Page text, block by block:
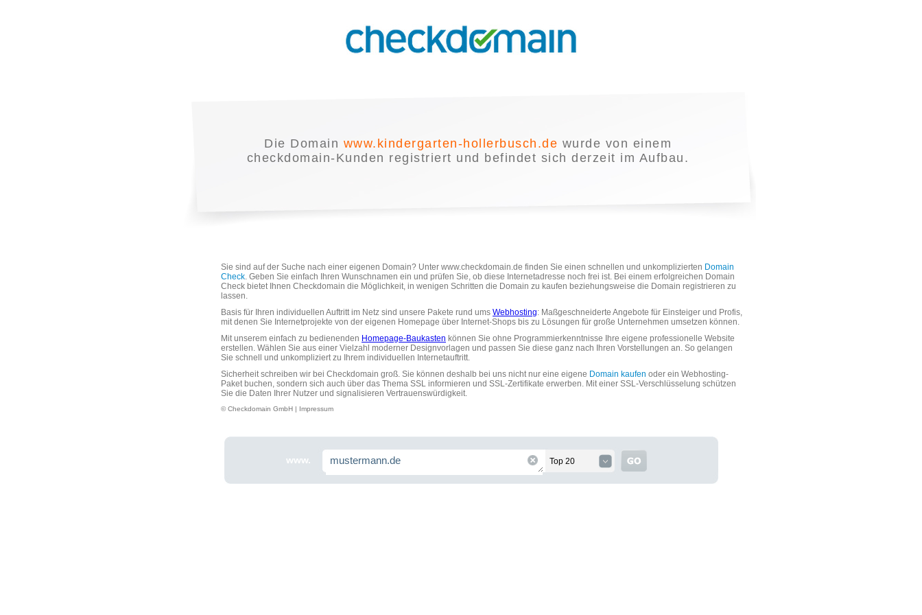
Die Domain www.kindergarten-hollerbusch.de wurde von einem
checkdomain-Kunden registriert und befindet sich derzeit im Aufbau.
Sie sind auf der Suche nach einer eigenen Domain? Unter www.checkdomain.de finden Sie einen schnellen und unkomplizierten Domain
Check. Geben Sie einfach Ihren Wunschnamen ein und prüfen Sie, ob diese Internetadresse noch frei ist. Bei einem erfolgreichen Domain
Check bietet Ihnen Checkdomain die Möglichkeit, in wenigen Schritten die Domain zu kaufen beziehungsweise die Domain registrieren zu
lassen.
Basis für Ihren individuellen Auftritt im Netz sind unsere Pakete rund ums Webhosting: Maßgeschneiderte Angebote für Einsteiger und Profis,
mit denen Sie Internetprojekte von der eigenen Homepage über Internet-Shops bis zu Lösungen für große Unternehmen umsetzen können.
Mit unserem einfach zu bedienenden Homepage-Baukasten können Sie ohne Programmierkenntnisse Ihre eigene professionelle Website
erstellen. Wählen Sie aus einer Vielzahl moderner Designvorlagen und passen Sie diese ganz nach Ihren Vorstellungen an. So gelangen
Sie schnell und unkompliziert zu Ihrem individuellen Internetauftritt.
Sicherheit schreiben wir bei Checkdomain groß. Sie können deshalb bei uns nicht nur eine eigene Domain kaufen oder ein Webhosting-
Paket buchen, sondern sich auch über das Thema SSL informieren und SSL-Zertifikate erwerben. Mit einer SSL-Verschlüsselung schützen
Sie die Daten Ihrer Nutzer und signalisieren Vertrauenswürdigkeit.
© Checkdomain GmbH | Impressum
www. Top 20